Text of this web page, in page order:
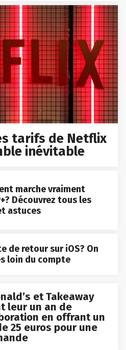
tarifs de Netflix
inévitable
marche vraiment
Découvrez tous les
astuces
de retour sur iOS? On
loin du compte
et Takeaway
leur un an de
en offrant un
25 euros pour une